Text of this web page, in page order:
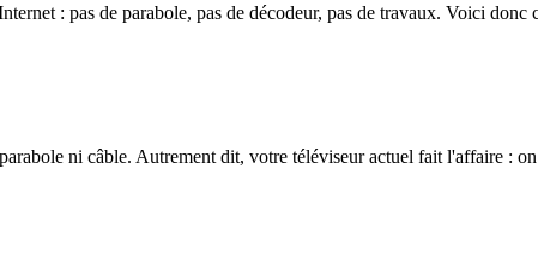
: pas de parabole, pas de décodeur, pas de travaux. Voici donc
ni câble. Autrement dit, votre téléviseur actuel fait l'affaire :